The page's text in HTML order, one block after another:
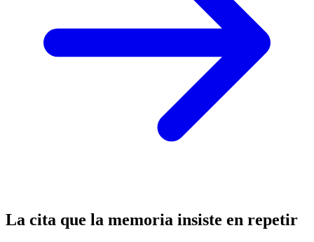
La cita que la memoria insiste en repetir